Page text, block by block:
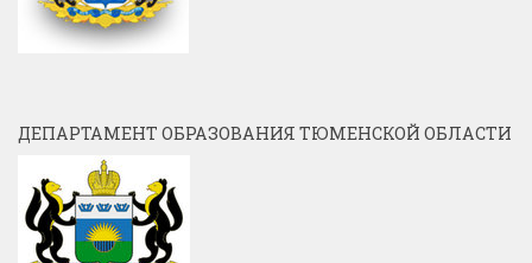
ДЕПАРТАМЕНТ ОБРАЗОВАНИЯ ТЮМЕНСКОЙ ОБЛАСТИ